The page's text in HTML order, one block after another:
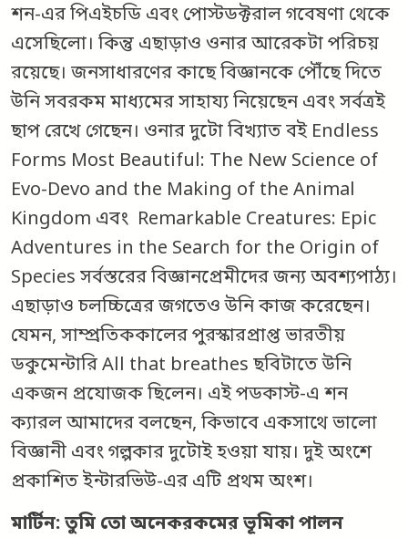
শন-এর পিএইচডি এবং পোস্টডক্টরাল গবেষণা থেকে
এসেছিলো। কিন্তু এছাড়াও ওনার আরেকটা পরিচয়
রয়েছে। জনসাধারণের কাছে বিজ্ঞানকে পৌঁছে দিতে
উনি সবরকম মাধ্যমের সাহায্য নিয়েছেন এবং সর্বত্রই
ছাপ রেখে গেছেন। ওনার দুটো বিখ্যাত বই Endless
Forms Most Beautiful: The New Science of
Evo-Devo and the Making of the Animal
Kingdom এবং Remarkable Creatures: Epic
Adventures in the Search for the Origin of
Species সর্বস্তরের বিজ্ঞানপ্রেমীদের জন্য অবশ্যপাঠ্য।
এছাড়াও চলচ্চিত্রের জগতেও উনি কাজ করেছেন।
যেমন, সাম্প্রতিককালের পুরস্কারপ্রাপ্ত ভারতীয়
ডকুমেন্টারি All that breathes ছবিটাতে উনি
একজন প্রযোজক ছিলেন। এই পডকাস্ট-এ শন
ক্যারল আমাদের বলছেন, কিভাবে একসাথে ভালো
বিজ্ঞানী এবং গল্পকার দুটোই হওয়া যায়। দুই অংশে
প্রকাশিত ইন্টারভিউ-এর এটি প্রথম অংশ।
মার্টিন: তুমি তো অনেকরকমের ভূমিকা পালন